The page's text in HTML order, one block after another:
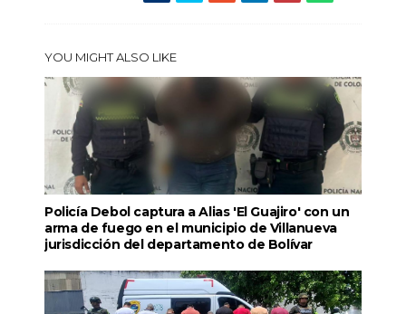
YOU MIGHT ALSO LIKE
Policía Debol captura a Alias 'El Guajiro' con un
arma de fuego en el municipio de Villanueva
jurisdicción del departamento de Bolívar